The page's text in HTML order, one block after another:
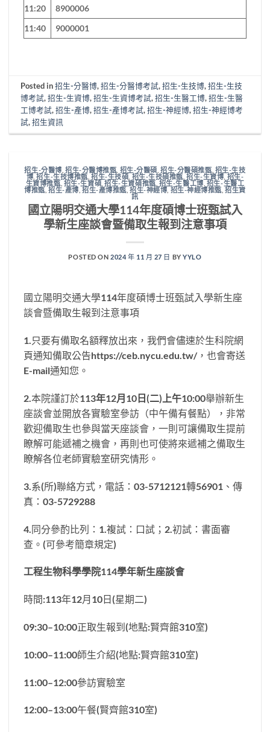
11:20
8900006
11:40
9000001
Posted in招生-分醫博,招生-分醫博考試,招生-生技博,招生-生技
博考試,招生-生資博,招生-生資博考試,招生-生醫工博,招生-生醫
工博考試,招生-產博,招生-產博考試,招生-神經博,招生-神經博考
試,招生資訊
招生-分醫博, 招生-分醫博推甄, 招生-分醫碩 ,招生-分醫碩推甄, 招生-生技
博,招生-生技博推甄, 招生-生技碩 招生-生技碩推甄,招生-生資博, 招生-
生資博推甄, 招生-生資碩 ,招生-生資碩推甄, 招生-生醫工博, 招生-生醫工
博推甄,招生-產博, 招生-產博推甄, 招生-神經博, 招生-神經博推甄,招生資
訊
國立陽明交通大學114年度碩博士班甄試入
學新生座談會暨備取生報到注意事項
POSTED ON2024 年 11 月 27 日 BYYYLO
國立陽明交通大學114年度碩博士班甄試入學新生座
談會暨備取生報到注意事項
1.只要有備取名額釋放出來，我們會儘速於生科院網
頁通知備取公告https://ceb.nycu.edu.tw/，也會寄送
E-mail通知您。
2.本院謹訂於113年12月10日(二)上午10:00舉辦新生
座談會並開放各實驗室參訪（中午備有餐點），非常
歡迎備取生也參與當天座談會，一則可讓備取生提前
瞭解可能遞補之機會，再則也可使將來遞補之備取生
瞭解各位老師實驗室研究情形。
3.系(所)聯絡方式，電話：03-5712121轉56901、傳
真：03-5729288
4.同分參酌比列：1.複試：口試；2.初試：書面審
查。(可參考簡章規定)
工程生物科學學院114學年新生座談會
時間:113年12月10日(星期二)
09:30–10:00正取生報到(地點:賢齊館310室)
10:00–11:00師生介紹(地點:賢齊館310室)
11:00–12:00參訪實驗室
12:00–13:00午餐(賢齊館310室)